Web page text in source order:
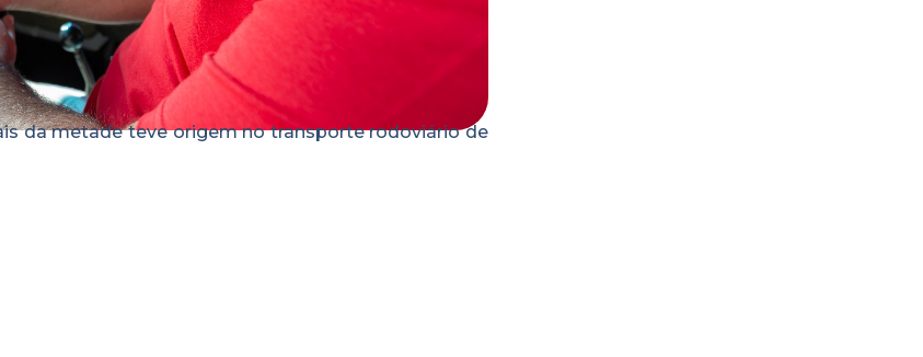
da metade teve origem no transporte rodoviário de